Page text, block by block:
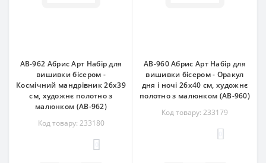
AB-962 Абрис Арт Набір для
вишивки бісером -
Космічний мандрівник 26x39
см, художнє полотно з
малюнком (АВ-962)
Код товару: 233180
AB-960 Абрис Арт Набір для
вишивки бісером - Оракул
дня і ночі 26x40 см, художнє
полотно з малюнком (АВ-960)
Код товару: 233179